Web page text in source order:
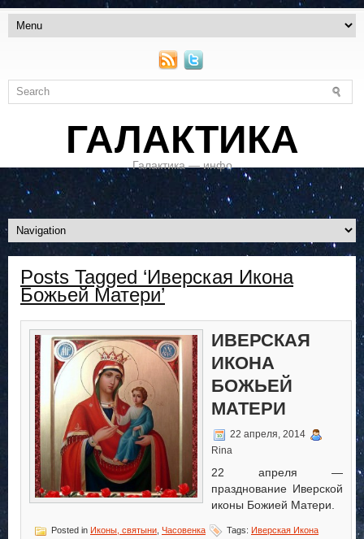
ГАЛАКТИКА
Галактика — инфо
Posts Tagged ‘Иверская Икона
Божьей Матери’
ИВЕРСКАЯ
ИКОНА
БОЖЬЕЙ
МАТЕРИ
22 апреля, 2014
Rina
22 апреля —
празднование Иверской
иконы Божией Матери.
Posted in Иконы, святыни Часовенка Tags: Иверская Икона